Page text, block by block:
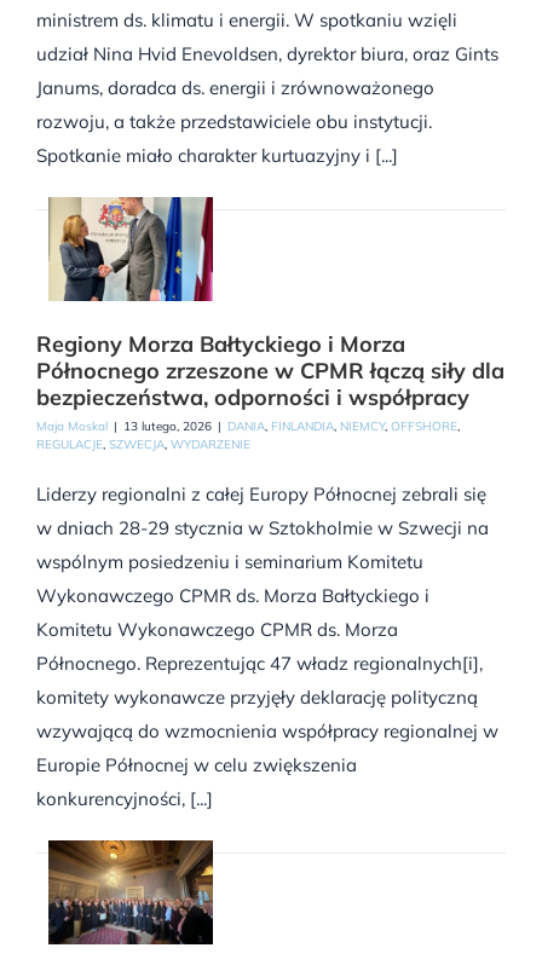
ministrem ds. klimatu i energii. W spotkaniu wzięli
udział Nina Hvid Enevoldsen, dyrektor biura, oraz Gints
Janums, doradca ds. energii i zrównoważonego
rozwoju, a także przedstawiciele obu instytucji.
Spotkanie miało charakter kurtuazyjny i [...]
Regiony Morza Bałtyckiego i Morza
Północnego zrzeszone w CPMR łączą siły dla
bezpieczeństwa, odporności i współpracy
Maja Moskal | 13 lutego, 2026 | DANIA, FINLANDIA, NIEMCY, OFFSHORE,
REGULACJE, SZWECJA, WYDARZENIE
Liderzy regionalni z całej Europy Północnej zebrali się
w dniach 28-29 stycznia w Sztokholmie w Szwecji na
wspólnym posiedzeniu i seminarium Komitetu
Wykonawczego CPMR ds. Morza Bałtyckiego i
Komitetu Wykonawczego CPMR ds. Morza
Północnego. Reprezentując 47 władz regionalnych[i],
komitety wykonawcze przyjęły deklarację polityczną
wzywającą do wzmocnienia współpracy regionalnej w
Europie Północnej w celu zwiększenia
konkurencyjności, [...]